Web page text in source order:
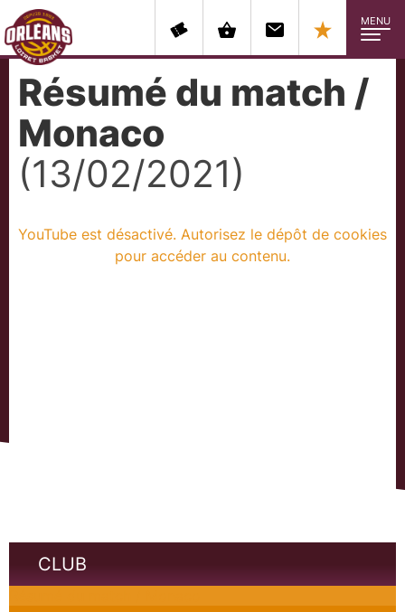
MENU
Résumé du match /
Monaco
(13/02/2021)
YouTube est désactivé. Autorisez le dépôt de cookies
pour accéder au contenu.
CLUB